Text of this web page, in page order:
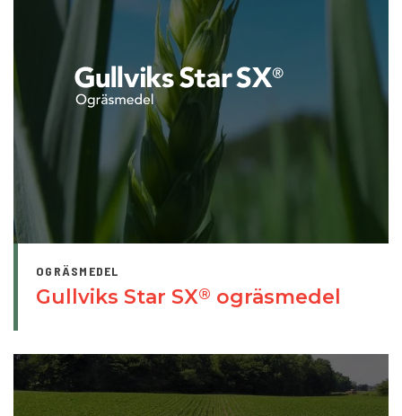
OGRÄSMEDEL
Gullviks Star SX® ogräsmedel